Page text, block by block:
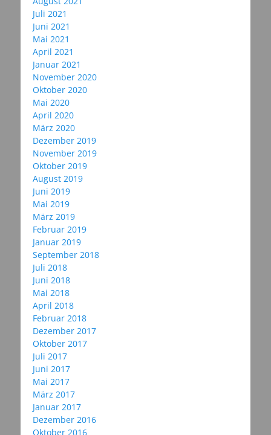
Juli 2021
Juni 2021
Mai 2021
April 2021
Januar 2021
November 2020
Oktober 2020
Mai 2020
April 2020
März 2020
Dezember 2019
November 2019
Oktober 2019
August 2019
Juni 2019
Mai 2019
März 2019
Februar 2019
Januar 2019
September 2018
Juli 2018
Juni 2018
Mai 2018
April 2018
Februar 2018
Dezember 2017
Oktober 2017
Juli 2017
Juni 2017
Mai 2017
März 2017
Januar 2017
Dezember 2016
Oktober 2016